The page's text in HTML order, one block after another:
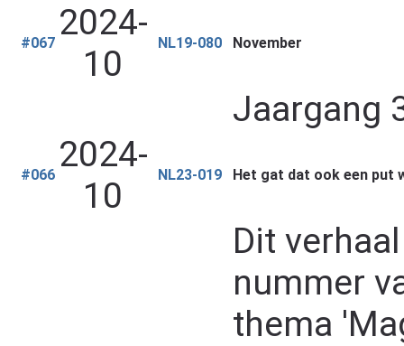
#067 2024-
10
NL19-080 November
Jaargang
#066 2024-
10
NL23-019 Het gat dat ook een put
Dit
nummer
thema